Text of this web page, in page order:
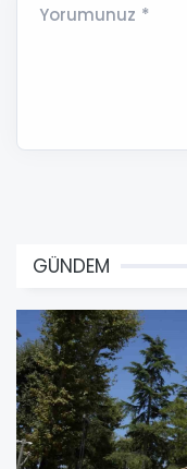
Yorumunuz *
GÜNDEM